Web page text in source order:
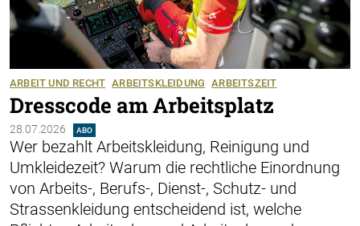
ARBEIT UND RECHT ARBEITSKLEIDUNG ARBEITSZEIT
Dresscode am Arbeitsplatz
28.07.2026 ABO
Wer bezahlt Arbeitskleidung, Reinigung und
Umkleidezeit? Warum die ­rechtliche Einordnung
von Arbeits-, Berufs-, Dienst-, Schutz- und
Strassen­kleidung ­entscheidend ist, welche